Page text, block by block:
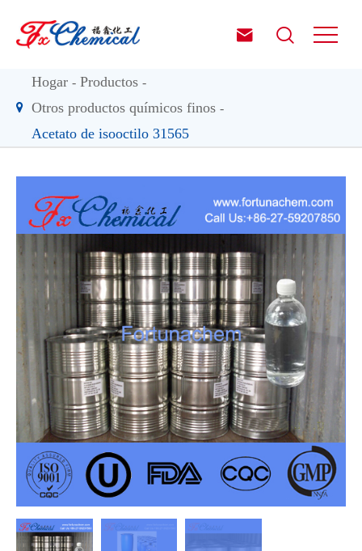
 
Hogar
Productos
Otros productos químicos finos
Acetato de isooctilo 31565